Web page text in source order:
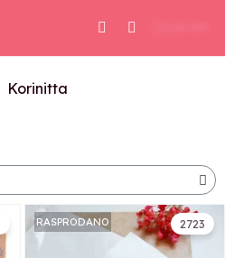
Korinitta
2723
RASPRODANO